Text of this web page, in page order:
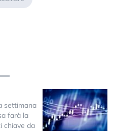
settimana
farà la
chiave da